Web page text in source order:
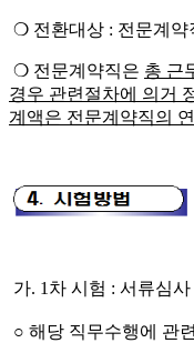
❍ 전환대상 : 전문계약
❍ 전문계약직은 총 근
경우 관련절차에 의거
계액은 전문계약직의
가. 1 차 시험 : 서류심사
○ 해당 직무수행에 관